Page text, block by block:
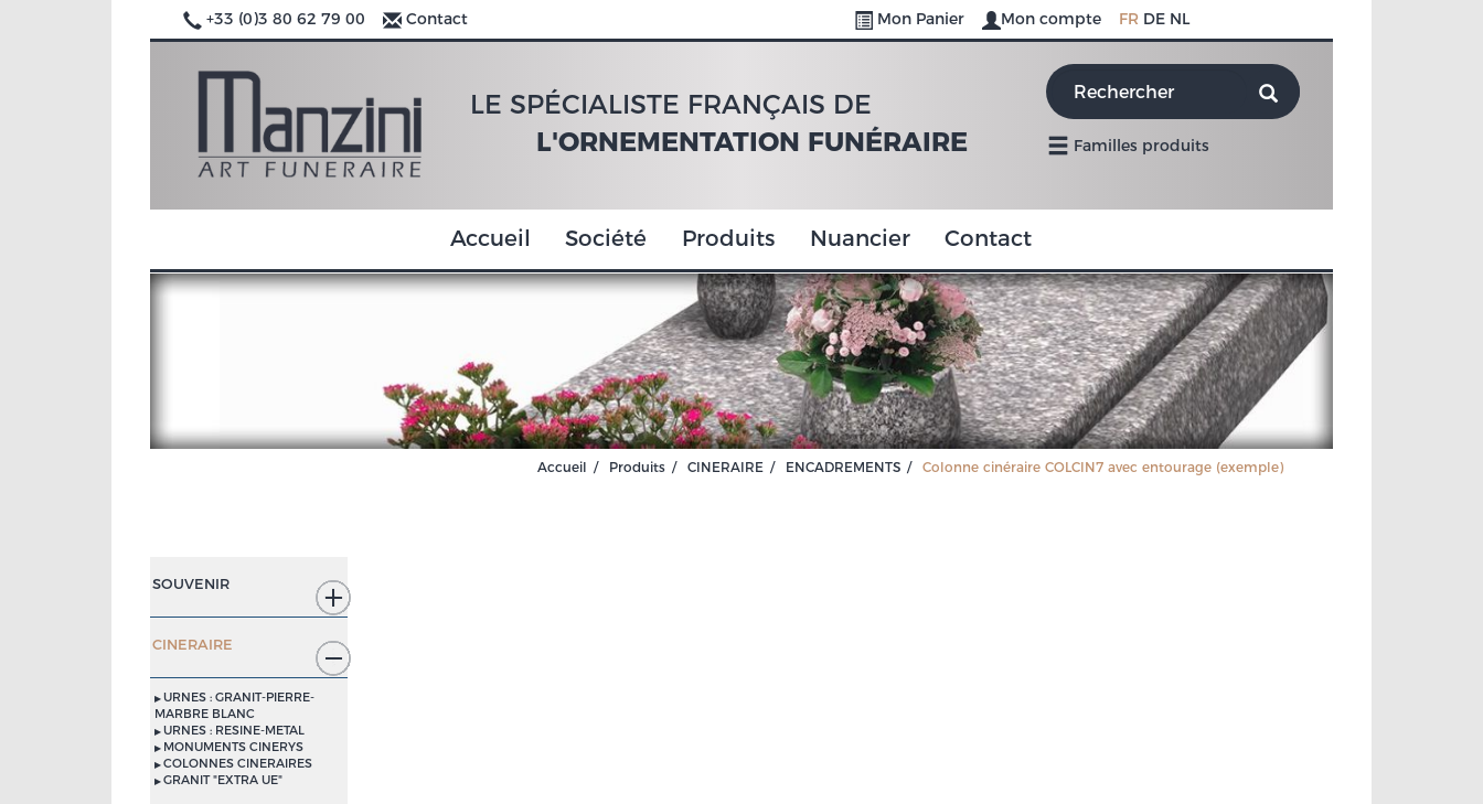
+33 (0)3 80 62 79 00 Contact Mon Panier Mon compte FR DE NL
LE SPÉCIALISTE FRANÇAIS DE
L'ORNEMENTATION FUNÉRAIRE
Familles produits
Accueil Société Produits Nuancier Contact
Accueil Produits CINERAIRE ENCADREMENTS Colonne cinéraire COLCIN7 avec entourage (exemple)
SOUVENIR
CINERAIRE
URNES : GRANIT-PIERRE-
MARBRE BLANC
URNES : RESINE-METAL
MONUMENTS CINERYS
COLONNES CINERAIRES
GRANIT "EXTRA UE"